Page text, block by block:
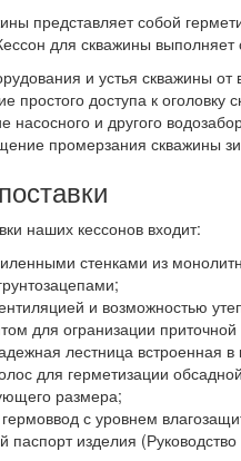
представляет собой
для скважины
и устья скважины
простого доступа к
насосного и другого
промерзания скважины
наших кессонов входит:
стенками из
и возможностью
для огранизации
лестница встроенная в
для герметизации
размера;
с уровнем
паспорт изделия